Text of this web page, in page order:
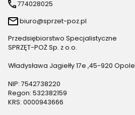
774028025
biuro@sprzet-poz.pl
Przedsiębiorstwo Specjalistyczne
SPRZĘT-POŻ Sp. z o.o.
Władysława Jagiełły 17e ,45-920 Opole
NIP: 7542738220
Regon: 532382159
KRS: 0000943666